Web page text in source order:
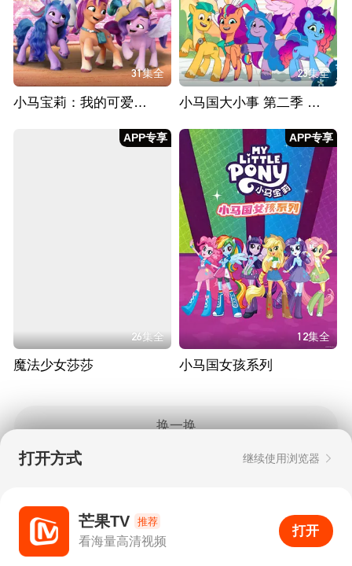
31集全
小马宝莉：我的可爱标志
23集全
小马国大小事 第二季 英文版
APP专享
26集全
魔法少女莎莎
APP专享
12集全
小马国女孩系列
换一换
0
打开APP
打开方式 继续使用浏览器
芒果TV 推荐
看海量高清视频
打开